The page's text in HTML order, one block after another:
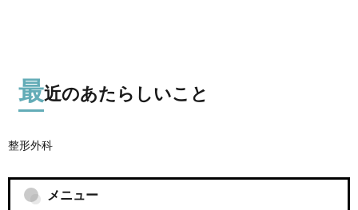
最近のあたらしいこと
整形外科
メニュー